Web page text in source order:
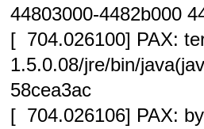
44803000-4482b000
[ 704.026100] PAX:
1.5.0.08/jre/bin/
58cea3ac
[ 704.026106] PAX: